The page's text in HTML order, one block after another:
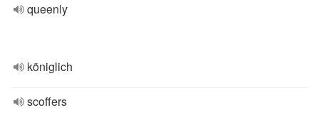
queenly
königlich
scoffers